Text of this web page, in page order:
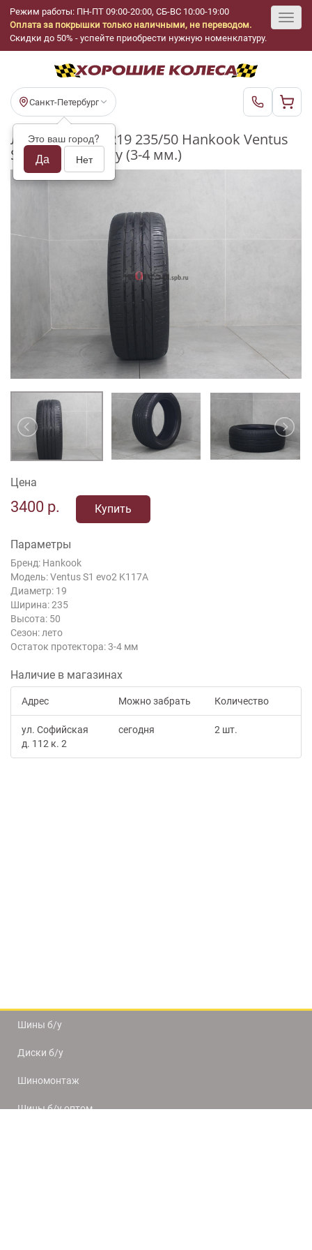
Режим работы: ПН-ПТ 09:00-20:00, СБ-ВС 10:00-19:00
Оплата за покрышки только наличными, не переводом.
Скидки до 50% - успейте приобрести нужную номенклатуру.
Санкт-Петербург
Это ваш город?
Да Нет
Летние шины R19 235/50 Hankook Ventus
S1 evo2 K117A бу (3-4 мм.)
Цена
3400 р. Купить
Параметры
Бренд: Hankook
Модель: Ventus S1 evo2 K117A
Диаметр: 19
Ширина: 235
Высота: 50
Сезон: лето
Остаток протектора: 3-4 мм
Наличие в магазинах
Адрес Можно забрать Количество
ул. Софийская
д. 112 к. 2
сегодня 2 шт.
Шины б/у
Диски б/у
Шиномонтаж
Шины б/у оптом